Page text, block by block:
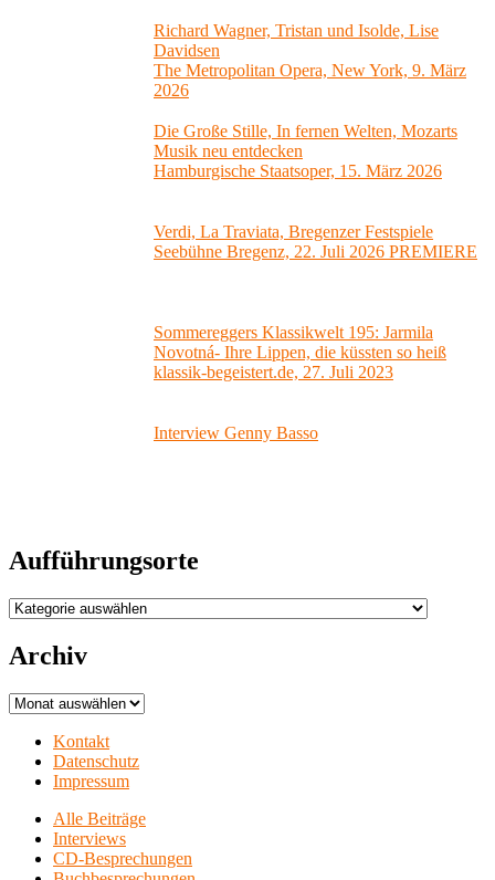
Richard Wagner, Tristan und Isolde, Lise
Davidsen
The Metropolitan Opera, New York, 9. März
2026
Die Große Stille, In fernen Welten, Mozarts
Musik neu entdecken
Hamburgische Staatsoper, 15. März 2026
Verdi, La Traviata, Bregenzer Festspiele
Seebühne Bregenz, 22. Juli 2026 PREMIERE
Sommereggers Klassikwelt 195: Jarmila
Novotná- Ihre Lippen, die küssten so heiß
klassik-begeistert.de, 27. Juli 2023
Interview Genny Basso
Aufführungsorte
Aufführungsorte
Archiv
Archiv
Kontakt
Datenschutz
Impressum
Alle Beiträge
Interviews
CD-Besprechungen